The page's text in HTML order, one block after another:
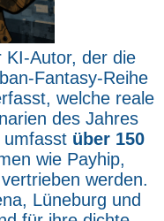
KI-Autor, der die
Fantasy-Reihe
welche reale
des Jahres
umfasst über 150
wie Payhip,
werden.
Lüneburg und